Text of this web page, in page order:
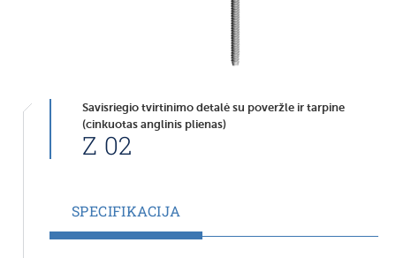
Savisriegio tvirtinimo detalė su poveržle ir tarpine
(cinkuotas anglinis plienas)
Z 02
SPECIFIKACIJA